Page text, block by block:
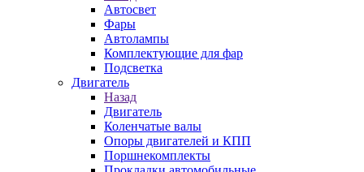
Автосвет
Фары
Автолампы
Комплектующие для фар
Подсветка
Двигатель
Назад
Двигатель
Коленчатые валы
Опоры двигателей и КПП
Поршнекомплекты